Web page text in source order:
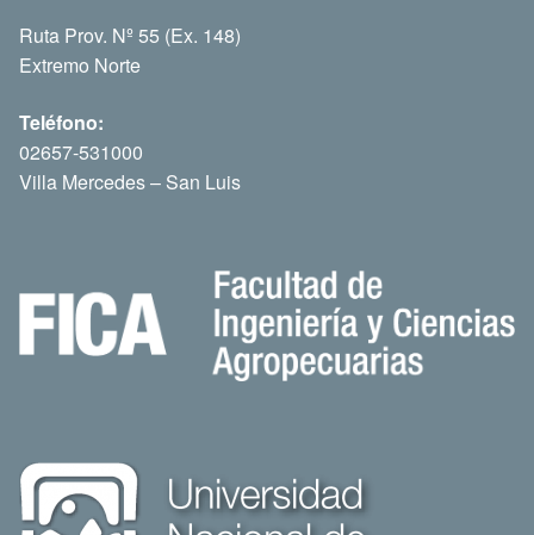
Ruta Prov. Nº 55 (Ex. 148)
Extremo Norte
Teléfono:
02657-531000
Villa Mercedes – San Luis